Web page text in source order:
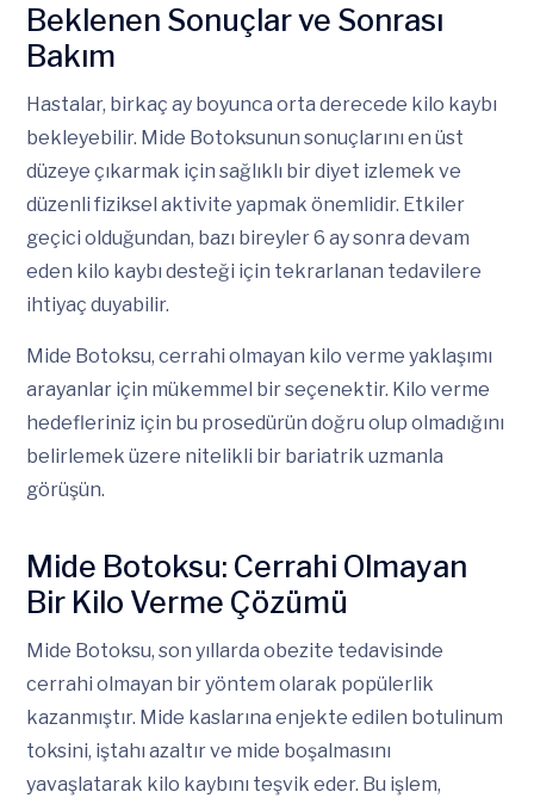
Beklenen Sonuçlar ve Sonrası
Bakım
Hastalar, birkaç ay boyunca orta derecede kilo kaybı
bekleyebilir. Mide Botoksunun sonuçlarını en üst
düzeye çıkarmak için sağlıklı bir diyet izlemek ve
düzenli fiziksel aktivite yapmak önemlidir. Etkiler
geçici olduğundan, bazı bireyler 6 ay sonra devam
eden kilo kaybı desteği için tekrarlanan tedavilere
ihtiyaç duyabilir.
Mide Botoksu, cerrahi olmayan kilo verme yaklaşımı
arayanlar için mükemmel bir seçenektir. Kilo verme
hedefleriniz için bu prosedürün doğru olup olmadığını
belirlemek üzere nitelikli bir bariatrik uzmanla
görüşün.
Mide Botoksu: Cerrahi Olmayan
Bir Kilo Verme Çözümü
Mide Botoksu, son yıllarda obezite tedavisinde
cerrahi olmayan bir yöntem olarak popülerlik
kazanmıştır. Mide kaslarına enjekte edilen botulinum
toksini, iştahı azaltır ve mide boşalmasını
yavaşlatarak kilo kaybını teşvik eder. Bu işlem,